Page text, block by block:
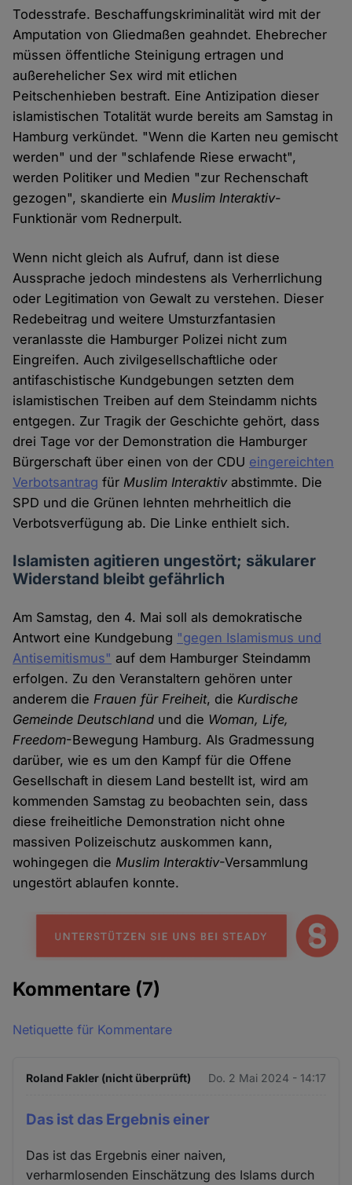
Todesstrafe. Beschaffungskriminalität wird mit der
Amputation von Gliedmaßen geahndet. Ehebrecher
müssen öffentliche Steinigung ertragen und
außerehelicher Sex wird mit etlichen
Peitschenhieben bestraft. Eine Antizipation dieser
islamistischen Totalität wurde bereits am Samstag in
Hamburg verkündet. "Wenn die Karten neu gemischt
werden" und der "schlafende Riese erwacht",
werden Politiker und Medien "zur Rechenschaft
gezogen", skandierte einMuslim Interaktiv-
Funktionär vom Rednerpult.
Wenn nicht gleich als Aufruf, dann ist diese
Aussprache jedoch mindestens als Verherrlichung
oder Legitimation von Gewalt zu verstehen. Dieser
Redebeitrag und weitere Umsturzfantasien
veranlasste die Hamburger Polizei nicht zum
Eingreifen. Auch zivilgesellschaftliche oder
antifaschistische Kundgebungen setzten dem
islamistischen Treiben auf dem Steindamm nichts
entgegen. Zur Tragik der Geschichte gehört, dass
drei Tage vor der Demonstration die Hamburger
Bürgerschaft über einen von der CDU eingereichten
Verbotsantrag fürMuslim Interaktivabstimmte. Die
SPD und die Grünen lehnten mehrheitlich die
Verbotsverfügung ab. Die Linke enthielt sich.
Islamisten agitieren ungestört; säkularer
Widerstand bleibt gefährlich
Am Samstag, den 4. Mai soll als demokratische
Antwort eine Kundgebung "gegen Islamismus und
Antisemitismus" auf dem Hamburger Steindamm
erfolgen. Zu den Veranstaltern gehören unter
anderem dieFrauen für Freiheit, dieKurdische
Gemeinde Deutschland und die Woman, Life,
Freedom-Bewegung Hamburg. Als Gradmessung
darüber, wie es um den Kampf für die Offene
Gesellschaft in diesem Land bestellt ist, wird am
kommenden Samstag zu beobachten sein, dass
diese freiheitliche Demonstration nicht ohne
massiven Polizeischutz auskommen kann,
wohingegen dieMuslim Interaktiv-Versammlung
ungestört ablaufen konnte.
Kommentare (7)
Netiquette für Kommentare
Roland Fakler (nicht überprüft) Do. 2 Mai 2024 - 14:17
Das ist das Ergebnis einer
Das ist das Ergebnis einer naiven,
verharmlosenden Einschätzung des Islams durch